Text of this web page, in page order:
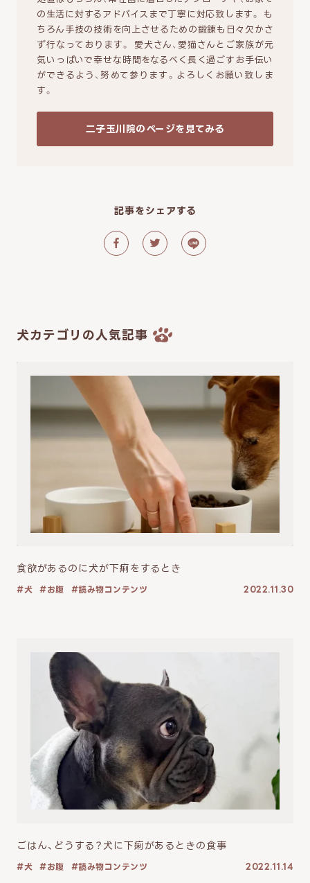
の生活に対するアドバイスまで丁寧に対応致します。 も
ちろん手技の技術を向上させるための鍛錬も日々欠かさ
ず行なっております。 愛犬さん、愛猫さんとご家族が元
気いっぱいで幸せな時間をなるべく長く過ごすお手伝い
ができるよう、努めて参ります。よろしくお願い致しま
す。
二子玉川院のページを見てみる
記事をシェアする
犬カテゴリの人気記事
食欲があるのに犬が下痢をするとき
犬 お腹 読み物コンテンツ 2022.11.30
ごはん、どうする？犬に下痢があるときの食事
犬 お腹 読み物コンテンツ 2022.11.14